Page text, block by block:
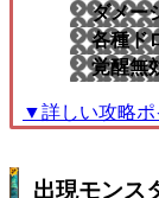
ダメー
各種ド
覚醒無
▼詳しい攻略ポ
出現モンス